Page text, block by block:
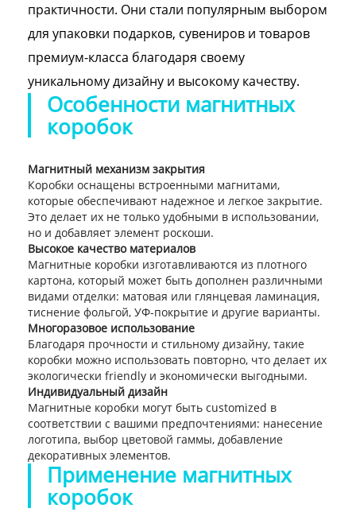
практичности. Они стали популярным выбором
для упаковки подарков, сувениров и товаров
премиум-класса благодаря своему
уникальному дизайну и высокому качеству.
Особенности магнитных
коробок
Магнитный механизм закрытия
Коробки оснащены встроенными магнитами,
которые обеспечивают надежное и легкое закрытие.
Это делает их не только удобными в использовании,
но и добавляет элемент роскоши.
Высокое качество материалов
Магнитные коробки изготавливаются из плотного
картона, который может быть дополнен различными
видами отделки: матовая или глянцевая ламинация,
тиснение фольгой, УФ-покрытие и другие варианты.
Многоразовое использование
Благодаря прочности и стильному дизайну, такие
коробки можно использовать повторно, что делает их
экологически friendly и экономически выгодными.
Индивидуальный дизайн
Магнитные коробки могут быть customized в
соответствии с вашими предпочтениями: нанесение
логотипа, выбор цветовой гаммы, добавление
декоративных элементов.
Применение магнитных
коробок